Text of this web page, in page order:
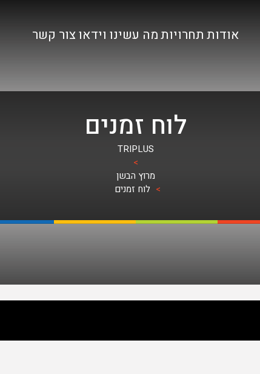
אודותתחרויותמה עשינו וידאוצור קשר
לוח זמנים
TRIPLUS
>
מרוץ הבשן
> לוח זמנים